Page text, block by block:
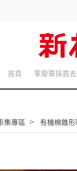
首頁 零廢棄採買去
集專區 有機棉錐